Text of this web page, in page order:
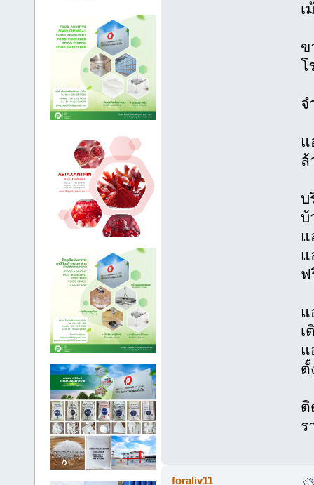
เ
ข
โ
จ
แ
ล้
บ
บ้
แ
แ
ฟ
แ
เ
แ
ตั้
ติ
ร
foraliv11